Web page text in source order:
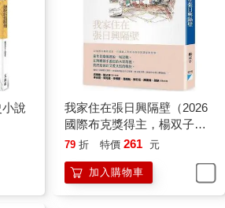
說我們遭到同學威脅要蓋布袋圍毆，他
對方放學走路務必小心。而下一次，我
帶我們日子過得充滿戲劇張力。興起了
一言不合卻立刻棄置不顧，令我們徒步
時指天發誓說「你們考上了好學校我買
連車帶人停在平交道鐵軌上，等著我們
以討好他，但我們不。
不下，副駕駛座裡我把雙腳伸到前座平
音噹噹噹噹踢踏擋風玻璃，直到小龍按
罵一句：「你們是瘋子啊！」不，我們
說
我家住在張日興隔壁（2026
國際布克獎得主，楊双子個
人生命書寫）
79 折 特價 261 元
加入購物車